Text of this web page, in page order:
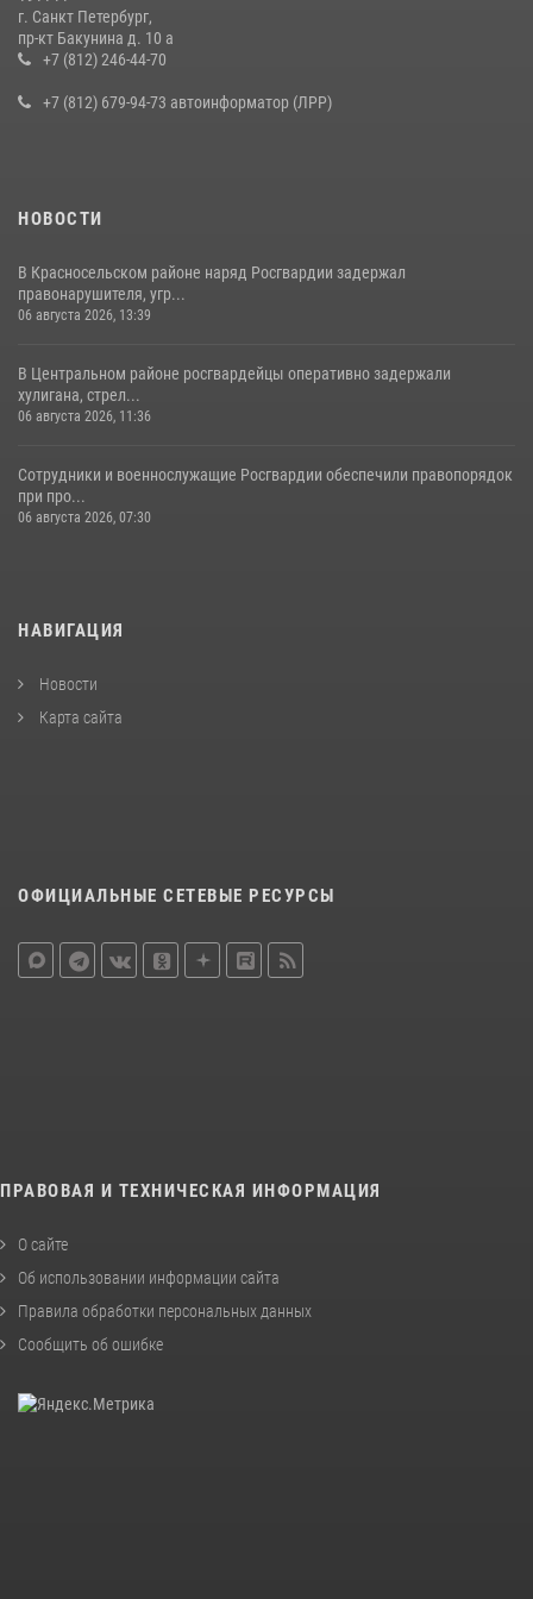
В Ленобласти сотрудники Росгвардии провели встречу с
воспитанниками детского клуба «Умные каникулы»
г. Санкт Петербург,
пр-кт Бакунина д. 10 а
+7 (812) 246-44-70
+7 (812) 679-94-73 автоинформатор (ЛРР)
НОВОСТИ
В Красносельском районе наряд Росгвардии задержал
правонарушителя, угр...
06 августа 2026, 13:39
В Центральном районе росгвардейцы оперативно задержали
хулигана, стрел...
06 августа 2026, 11:36
Сотрудники и военнослужащие Росгвардии обеспечили правопорядок
при про...
06 августа 2026, 07:30
НАВИГАЦИЯ
Новости
Карта сайта
ОФИЦИАЛЬНЫЕ СЕТЕВЫЕ РЕСУРСЫ
ПРАВОВАЯ И ТЕХНИЧЕСКАЯ ИНФОРМАЦИЯ
О сайте
Об использовании информации сайта
Правила обработки персональных данных
Сообщить об ошибке